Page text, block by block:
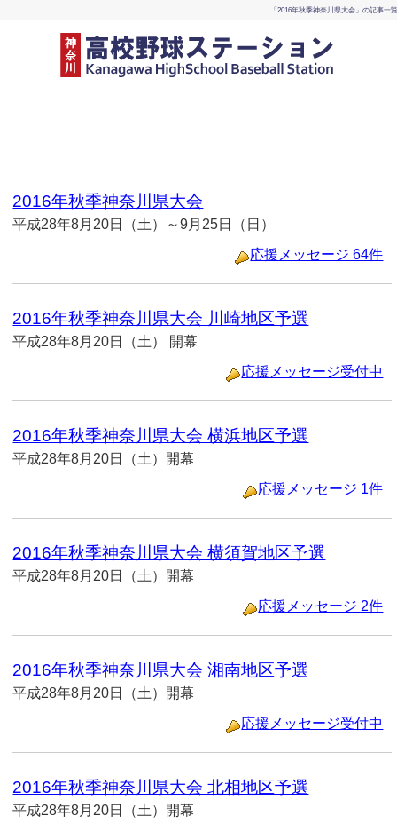
「2016年秋季神奈川県大会」の記事一
2016年秋季神奈川県大会
平成28年8月20日（土）～9月25日（日）
応援メッセージ 64件
2016年秋季神奈川県大会 川崎地区予選
平成28年8月20日（土） 開幕
応援メッセージ受付中
2016年秋季神奈川県大会 横浜地区予選
平成28年8月20日（土）開幕
応援メッセージ 1件
2016年秋季神奈川県大会 横須賀地区予選
平成28年8月20日（土）開幕
応援メッセージ 2件
2016年秋季神奈川県大会 湘南地区予選
平成28年8月20日（土）開幕
応援メッセージ受付中
2016年秋季神奈川県大会 北相地区予選
平成28年8月20日（土）開幕